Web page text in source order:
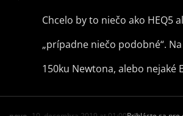
Chcelo by to niečo ako HEQ5
„prípadne niečo podobné“.
150ku Newtona, alebo nejaké